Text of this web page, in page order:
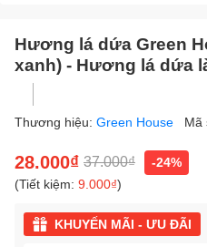
Hương lá dứa Green
xanh) - Hương lá dứa
Thương hiệu: Green House Mã
28.000₫ 37.000₫
-24%
(Tiết kiệm: 9.000₫)
KHUYẾN MÃI - ƯU ĐÃI